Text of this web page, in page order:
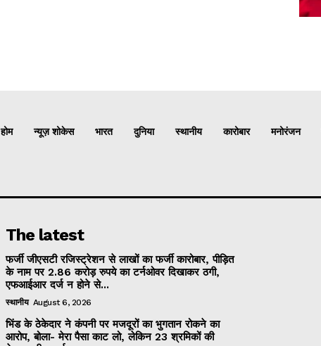
होम न्यूज़ शोकेस भारत दुनिया स्थानीय कारोबार मनोरंजन
The latest
फर्जी जीएसटी रजिस्ट्रेशन से लाखों का फर्जी कारोबार, पीड़ित
के नाम पर 2.86 करोड़ रुपये का टर्नओवर दिखाकर ठगी,
एफआईआर दर्ज न होने से...
स्थानीय August 6, 2026
भिंड के ठेकेदार ने कंपनी पर मजदूरों का भुगतान रोकने का
आरोप, बोला- मेरा पैसा काट लो, लेकिन 23 श्रमिकों की